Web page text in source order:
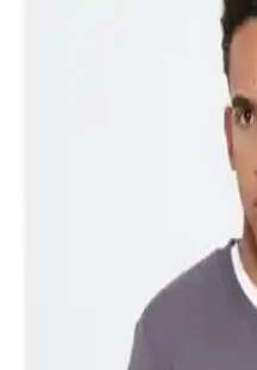
Altınyılz<dı>z Classics ve
kumaş, tasarım ve dayanıklılık
de şık ve rahat, farklı özelliklerle
Altınyılz Classics Erkek
Haki ve Koyu Yeşil
Altınyılzz Classics erkek
kullanıcı yorumlarına dayalı
Erkek Gömlek
Classics ve U.S. Polo
Altınyılz<dı>z Classics ve U.S.
karşılaştırmasıyla, kumaş,
erkek gömleği seçmenize